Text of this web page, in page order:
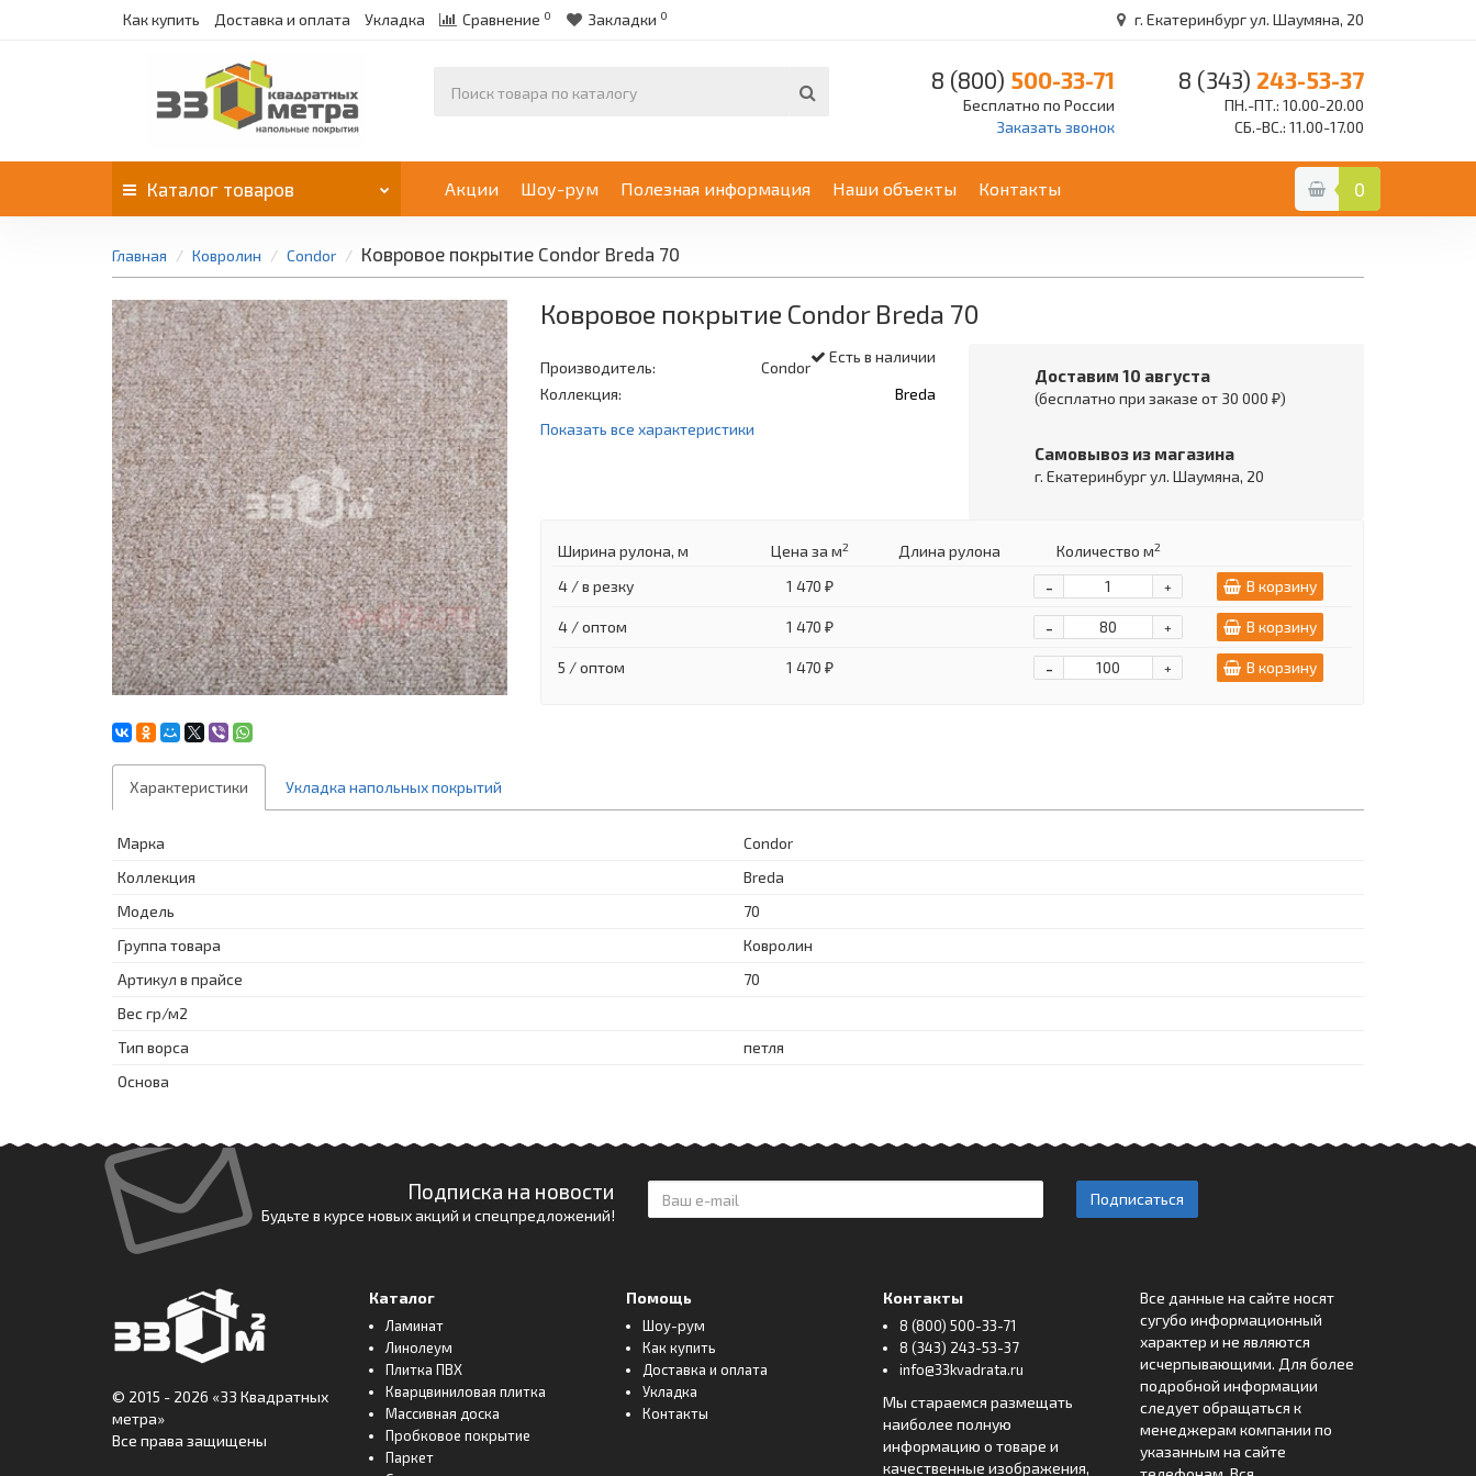
Как купить Доставка и оплата Укладка Сравнение 0 Закладки 0 г. Екатеринбург ул. Шаумяна, 20
8 (800) 500-33-71
Бесплатно по России
Заказать звонок
8 (343) 243-53-37
ПН.-ПТ.: 10.00-20.00
СБ.-ВС.: 11.00-17.00
Каталог товаров Акции Шоу-рум Полезная информация Наши объекты Контакты 0
Главная Ковролин Condor Ковровое покрытие Condor Breda 70
Ковровое покрытие Condor Breda 70
Есть в наличии
Производитель:
Condor
Коллекция:
Breda
Показать все характеристики
Доставим 10 августа
(бесплатно при заказе от 30 000 ₽)
Самовывоз из магазина
г. Екатеринбург ул. Шаумяна, 20
Ширина рулона, м Цена за м2 Длина рулона Количество м2
4 / в резку 1 470 ₽ +
- В корзину
4 / оптом 1 470 ₽ +
- В корзину
5 / оптом 1 470 ₽ +
- В корзину
Характеристики Укладка напольных покрытий
Марка
Condor
Коллекция
Breda
Модель
70
Группа товара
Ковролин
Артикул в прайсе
70
Вес гр/м2
Тип ворса
петля
Основа
Подписка на новости
Будьте в курсе новых акций и спецпредложений!
Подписаться
© 2015 - 2026 «33 Квадратных
метра»
Все права защищены
Каталог
Ламинат
Линолеум
Плитка ПВХ
Кварцвиниловая плитка
Массивная доска
Пробковое покрытие
Паркет
Помощь
Шоу-рум
Как купить
Доставка и оплата
Укладка
Контакты
Контакты
8 (800) 500-33-71
8 (343) 243-53-37
info@33kvadrata.ru
Мы стараемся размещать
наиболее полную
информацию о товаре и
качественные изображения,
Все данные на сайте носят
сугубо информационный
характер и не являются
исчерпывающими. Для более
подробной информации
следует обращаться к
менеджерам компании по
указанным на сайте